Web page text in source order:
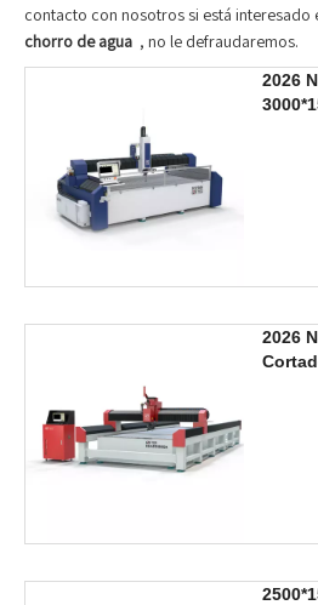
contacto con nosotros si está interesado
chorro de agua , no le defraudaremos.
2026
2026